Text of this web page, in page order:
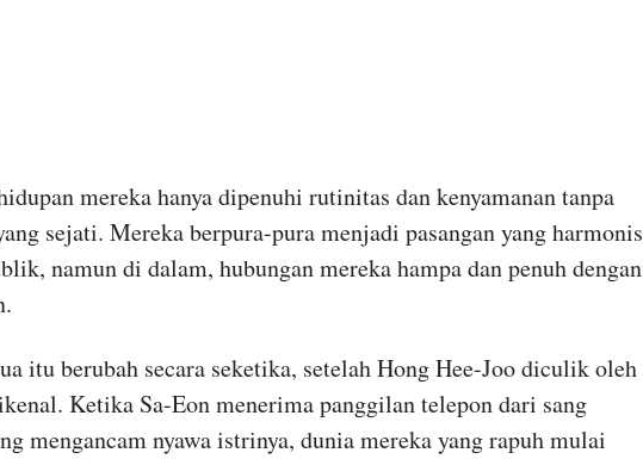
mereka hanya dipenuhi rutinitas dan kenyamanan tanpa
sejati. Mereka berpura-pura menjadi pasangan yang harmonis
namun di dalam, hubungan mereka hampa dan penuh dengan
itu berubah secara seketika, setelah Hong Hee-Joo diculik oleh
Ketika Sa-Eon menerima panggilan telepon dari sang
mengancam nyawa istrinya, dunia mereka yang rapuh mulai